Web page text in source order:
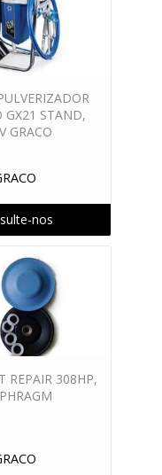
GX21 STAND,
GRACO
nos
REPAIR 308HP,